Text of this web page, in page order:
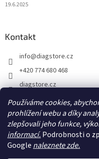
Používáme cookies,
prohlížení webu a díky
zlepšovali jeho funkce,
informací. Podrobnosti o
Google naleznete zde.
19.6.2025
Kontakt
info@diagstore.cz
+420 774 680 468
diagstore.cz
diagstorecz
diagstore
@diagstorecz